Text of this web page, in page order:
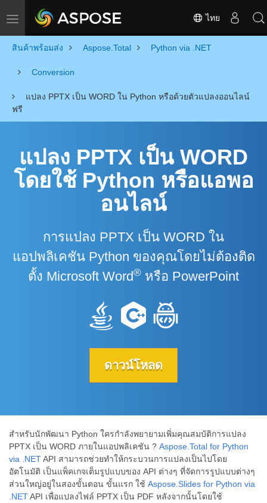
Toggle navigation ไทย
สินค้าพร้อมส่ง Aspose.Total Python via .NET
Conversion
แปลง PPTX เป็น WORD ใน Python หรือด้วยตัวแปลงออนไลน์
ฟรี
แปลง PPTX เป็น WORD
โดยใช้ Python หรือแอพอ
อนไลน์
การแปลง PPTX เป็น WORD ใน
แอปพลิเคชัน Python ของคุณโดยไม่ต้องติด
ตั้ง Microsoft Word® หรือ PowerPoint
ดาวน์โหลด
สำหรับนักพัฒนา Python ใครกำลังพยายามเพิ่มคุณสมบัติการแปลง
PPTX เป็น WORD ภายในแอปพลิเคชัน ? Aspose.Total for Python
via .NETAPI สามารถช่วยทำให้กระบวนการแปลงเป็นไปโดย
อัตโนมัติ เป็นแพ็คเกจเต็มรูปแบบของ API ต่างๆ ที่จัดการรูปแบบต่างๆ
ส่วนใหญ่อยู่ในสองขั้นตอน ขั้นแรก ใช้ Aspose.Slides for Python via
.NETAPI เพื่อแปลงไฟล์ PPTX เป็น PDF หลังจากนั้นโดยใช้